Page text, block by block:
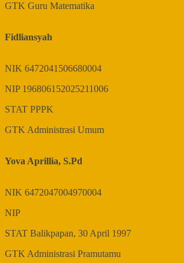
GTK Guru Matematika
Fidliansyah
NIK 6472041506680004
NIP 196806152025211006
STAT PPPK
GTKAdministrasi Umum
Yova Aprillia, S.Pd
NIK 6472047004970004
NIP
STAT Balikpapan, 30 April 1997
GTKAdministrasi Pramutamu